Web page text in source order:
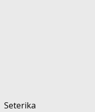
Seterika